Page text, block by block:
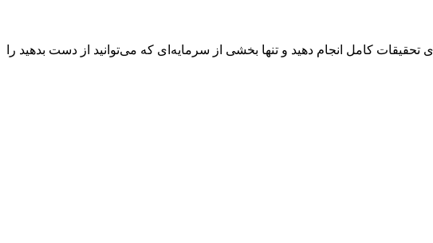
کامل انجام دهید و تنها بخشی از سرمایه‌ای که می‌توانید از دست بدهید را